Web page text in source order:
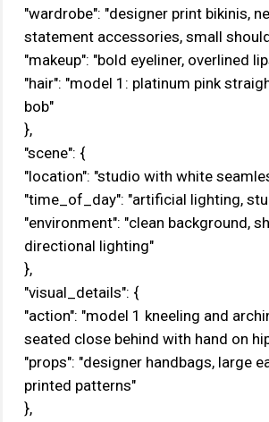
"wardrobe": "designer print bikinis,
statement accessories, small
"makeup": "bold eyeliner, overlined
"hair": "model 1: platinum pink
bob"
},
"scene": {
"location": "studio with white
"time_of_day": "artificial lighting,
"environment": "clean background,
directional lighting"
},
"visual_details": {
"action": "model 1 kneeling and
seated close behind with hand on
"props": "designer handbags, large
printed patterns"
},